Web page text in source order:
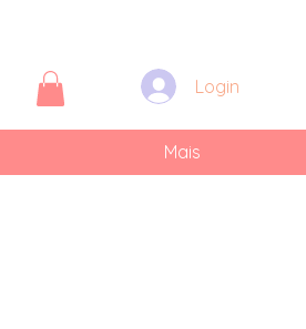
Login
Mais